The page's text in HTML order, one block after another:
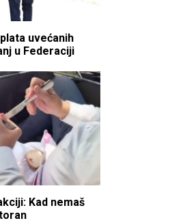
uvećanih
u Federaciji
Kad nemaš